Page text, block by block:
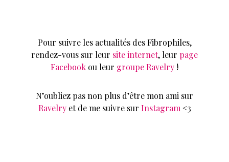
Pour suivre les actualités des Fibrophiles,
rendez-vous sur leur site internet, leur page
Facebook ou leur groupe Ravelry !
N’oubliez pas non plus d’être mon ami sur
Ravelryet de me suivre sur Instagram<3